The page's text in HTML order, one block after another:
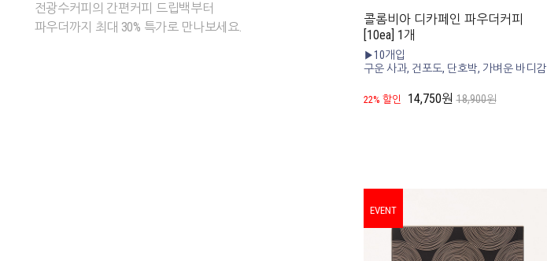
전광수커피의 간편커피 드립백부터
파우더까지 최대 30% 특가로 만나보세요.
콜롬비아 디카페인 파우더커피
[10ea] 1개
▶10개입
구운 사과, 건포도, 단호박, 가벼운 바디감
22% 할인 14,750원 18,900원
EVENT